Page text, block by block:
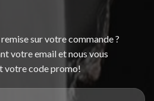
sur votre commande ?
votre email et nous vous
votre code promo!